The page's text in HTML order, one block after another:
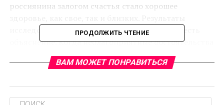
россиянина залогом счастья стало хорошее
исследования удивили экспертов. Но этому есть
объяснение. Когда неблагоприятные обстоятельства
затягиваются, общество готово принимать любые
позитивные новости и радоваться им.
ПРОДОЛЖИТЬ ЧТЕНИЕ
ВАМ МОЖЕТ ПОНРАВИТЬСЯ